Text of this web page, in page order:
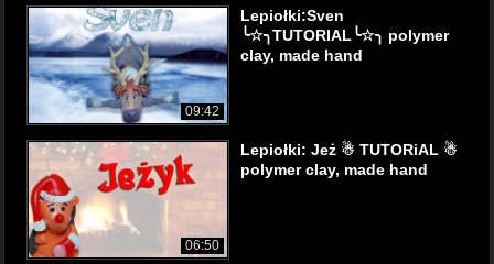
09:42
Lepiołki:Sven
╰☆╮TUTORIAL╰☆╮ polymer
clay, made hand
06:50
Lepiołki: Jeż ☃ TUTORiAL ☃
polymer clay, made hand